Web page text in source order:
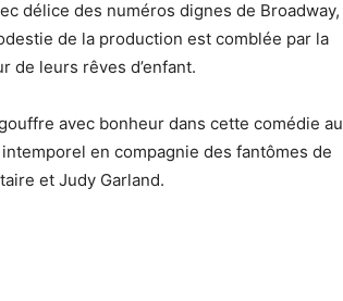
délice des numéros dignes de Broadway,
de la production est comblée par la
de leurs rêves d’enfant.
avec bonheur dans cette comédie au
en compagnie des fantômes de
et Judy Garland.